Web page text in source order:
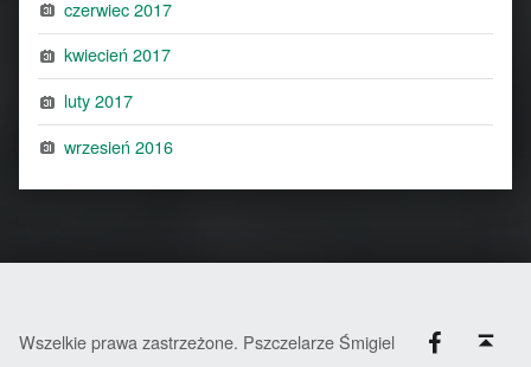
czerwiec 2017
kwiecień 2017
luty 2017
wrzesień 2016
Wszelkie prawa zastrzeżone. Pszczelarze Śmigiel